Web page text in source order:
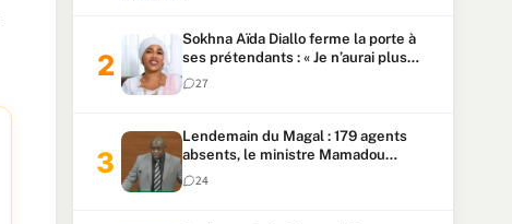
Sokhna Aïda Diallo ferme la porte à
ses prétendants : « Je n’aurai plus
jamais un autre mari »
27
Lendemain du Magal : 179 agents
absents, le ministre Mamadou
Lamine Dianté exige des explications
24